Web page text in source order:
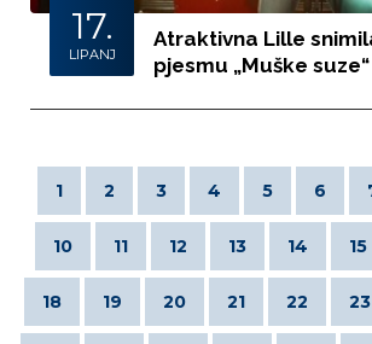
17.
LIPANJ
Atraktivna Lille
pjesmu „Muške suze“
1 2 3 4 5 6
10 11 12 13 14 15
18 19 20 21 22 23